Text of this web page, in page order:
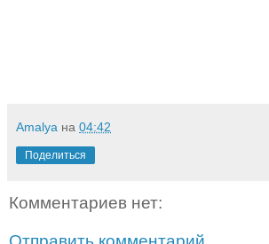
Amalya на 04:42
Поделиться
Комментариев нет: